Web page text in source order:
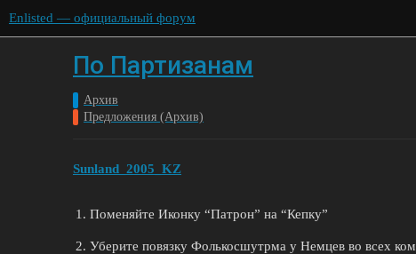
Enlisted — официальный форум
По Партизанам
Архив
Предложения (Архив)
Sunland_2005_KZ
Поменяйте Иконку “Патрон” на “Кепку”
Уберите повязку Фолькосшутрма у Немцев во всех